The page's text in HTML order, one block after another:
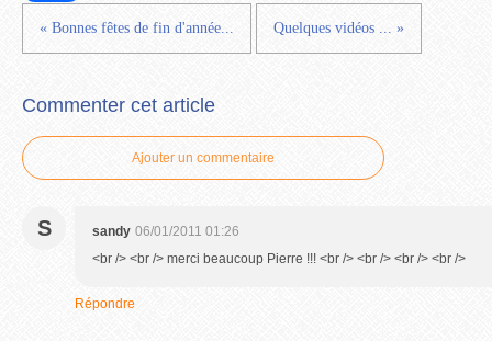
« Bonnes fêtes de fin d'année... Quelques vidéos ... »
Commenter cet article
Ajouter un commentaire
S sandy 06/01/2011 01:26
<br /> <br /> merci beaucoup Pierre !!! <br /> <br /> <br /> <br />
Répondre